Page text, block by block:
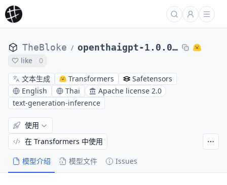
TheBloke / openthaigpt-1.0.0-beta-13B-chat-GPTQ
like
0
文本生成
Transformers
Safetensors
English
Thai
Apache license 2.0
text-generation-inference
模型介绍 模型文件 Issues
使用
在 Transformers 中使用